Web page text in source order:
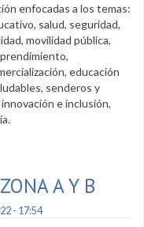
enfocadas a los temas:
salud, seguridad,
movilidad pública,
educación
senderos y
e inclusión,
A Y B
- 17:54